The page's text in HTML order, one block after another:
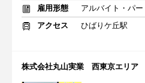
雇用形態
アルバイト・パー
アクセス
ひばりケ丘駅
株式会社丸山実業 西東京エリア